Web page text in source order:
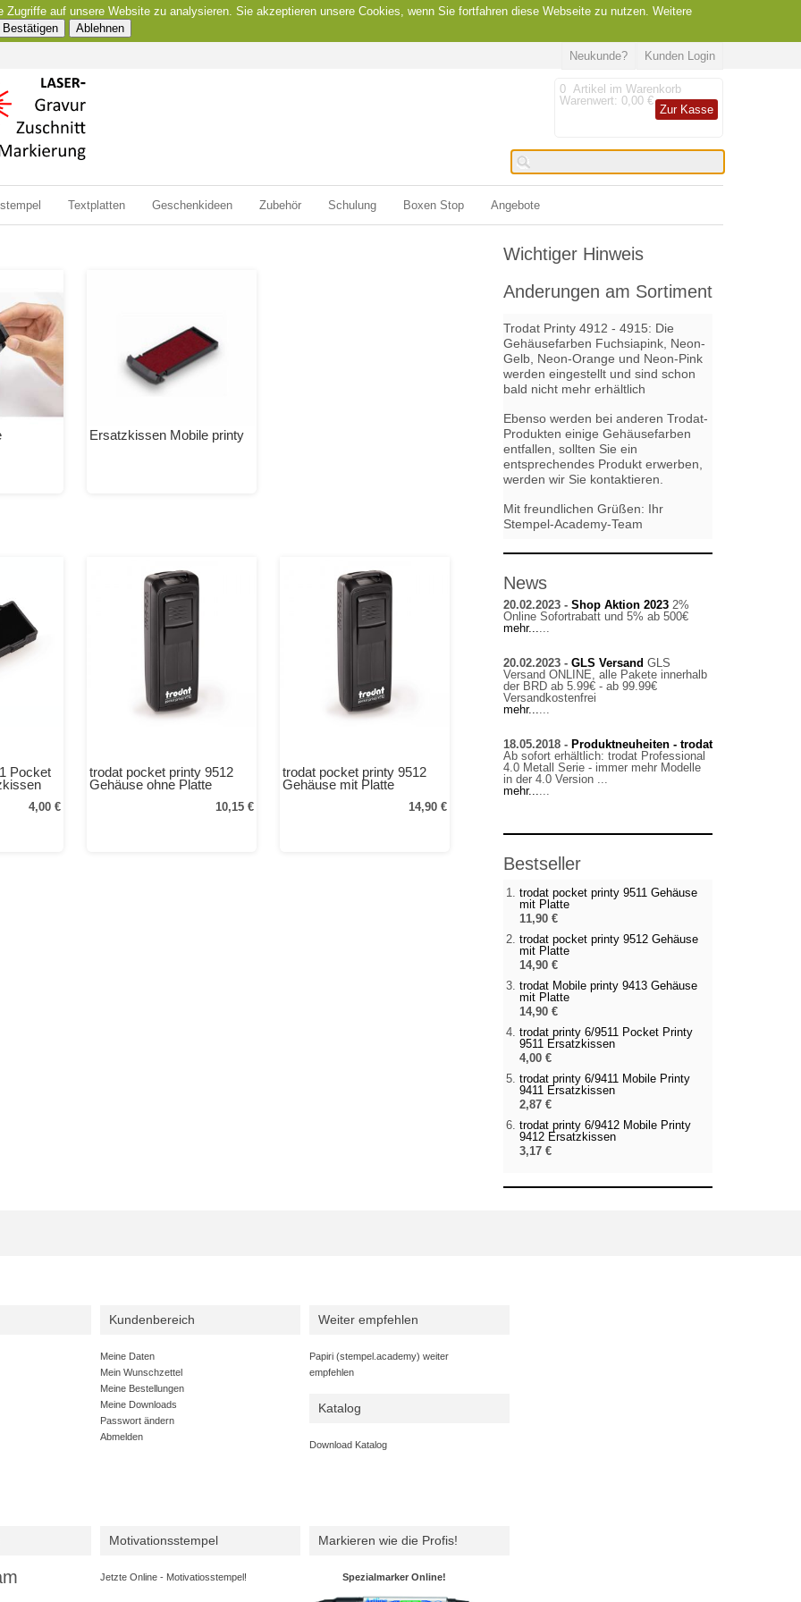
auf unsere Website zu analysieren. Sie akzeptieren unsere Cookies, wenn Sie fortfahren diese Webseite zu nutzen. Weitere
Bestätigen Ablehnen
Kunden Login
Neukunde?
0 Artikel im Warenkorb
Warenwert: 0,00 €
Zur Kasse
Textplatten Geschenkideen Zubehör Schulung Boxen Stop Angebote
Ersatzkissen Mobile printy
Pocket
4,00 €
trodat pocket printy 9512
Gehäuse ohne Platte
10,15 €
trodat pocket printy 9512
Gehäuse mit Platte
14,90 €
Wichtiger Hinweis
Anderungen am Sortiment
Trodat Printy 4912 - 4915: Die
Gehäusefarben Fuchsiapink, Neon-
Gelb, Neon-Orange und Neon-Pink
werden eingestellt und sind schon
bald nicht mehr erhältlich
Ebenso werden bei anderen Trodat-
Produkten einige Gehäusefarben
entfallen, sollten Sie ein
entsprechendes Produkt erwerben,
werden wir Sie kontaktieren.
Mit freundlichen Grüßen: Ihr
Stempel-Academy-Team
News
20.02.2023 -Shop Aktion 2023 2%
Online Sofortrabatt und 5% ab 500€
mehr......
20.02.2023 -GLS Versand GLS
Versand ONLINE, alle Pakete innerhalb
der BRD ab 5.99€ - ab 99.99€
Versandkostenfrei
mehr......
18.05.2018 - Produktneuheiten - trodat
Ab sofort erhältlich: trodat Professional
4.0 Metall Serie - immer mehr Modelle
in der 4.0 Version ...
mehr......
Bestseller
trodat pocket printy 9511 Gehäuse
mit Platte
11,90 €
trodat pocket printy 9512 Gehäuse
mit Platte
14,90 €
trodat Mobile printy 9413 Gehäuse
mit Platte
14,90 €
trodat printy 6/9511 Pocket Printy
9511 Ersatzkissen
4,00 €
trodat printy 6/9411 Mobile Printy
9411 Ersatzkissen
2,87 €
trodat printy 6/9412 Mobile Printy
9412 Ersatzkissen
3,17 €
Kundenbereich
Meine Daten
Mein Wunschzettel
Meine Bestellungen
Meine Downloads
Passwort ändern
Abmelden
Weiter empfehlen
Papiri (stempel.academy) weiter
empfehlen
Katalog
Download Katalog
Motivationsstempel
Jetzte Online - Motivatiosstempel!
Markieren wie die Profis!
Spezialmarker Online!